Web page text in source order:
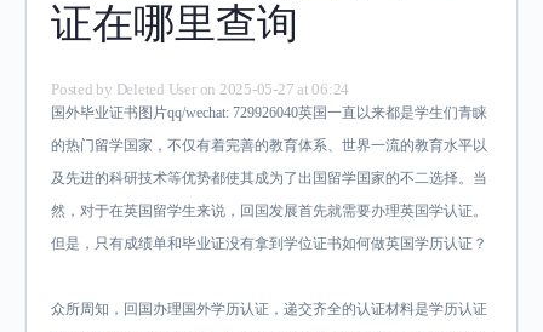
证在哪里查询
Posted by Deleted User on 2025-05-27 at 06:24
国外毕业证书图片qq/wechat: 729926040英国一直以来都是学生们青睐
的热门留学国家，不仅有着完善的教育体系、世界一流的教育水平以
及先进的科研技术等优势都使其成为了出国留学国家的不二选择。当
然，对于在英国留学生来说，回国发展首先就需要办理英国学认证。
但是，只有成绩单和毕业证没有拿到学位证书如何做英国学历认证？
众所周知，回国办理国外学历认证，递交齐全的认证材料是学历认证